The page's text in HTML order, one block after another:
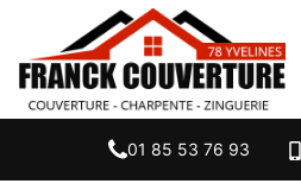
01 85 53 76 93